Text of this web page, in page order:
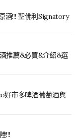
酒!!! 聖佛利Signatory
推薦&必買&介紹&選
好市多啤酒葡萄酒與
!!!